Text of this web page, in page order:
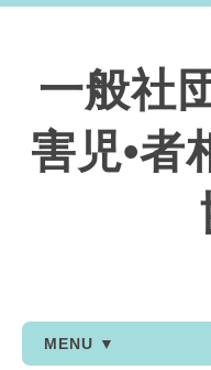
一般社
害児•者
MENU ▼